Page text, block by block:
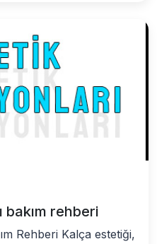
bakım rehberi
Rehberi Kalça estetiği,